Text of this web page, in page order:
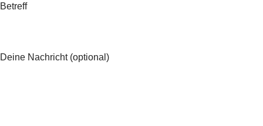
Betreff
Deine Nachricht (optional)